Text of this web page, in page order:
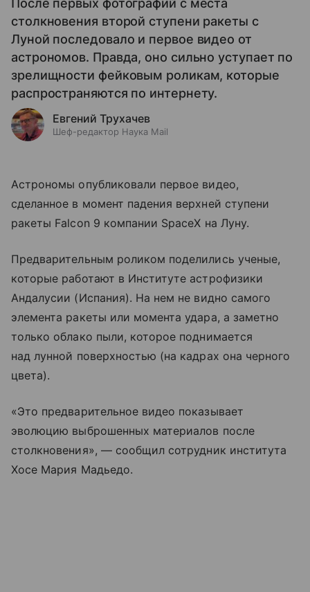
столкновения второй ступени ракеты с
Луной последовало и первое видео от
астрономов. Правда, оно сильно уступает по
зрелищности фейковым роликам, которые
распространяются по интернету.
Евгений Трухачев
Шеф-редактор Наука Mail
Астрономы опубликовали первое видео,
сделанное в момент падения верхней ступени
ракеты Falcon 9 компании SpaceX на Луну.
Предварительным роликом поделились ученые,
которые работают в Институте астрофизики
Андалусии (Испания). На нем не видно самого
элемента ракеты или момента удара, а заметно
только облако пыли, которое поднимается
над лунной поверхностью (на кадрах она черного
цвета).
«Это предварительное видео показывает
эволюцию выброшенных материалов после
столкновения», — сообщил сотрудник института
Хосе Мария Мадьедо.